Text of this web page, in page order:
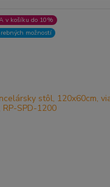
v košíku do 10%
možností